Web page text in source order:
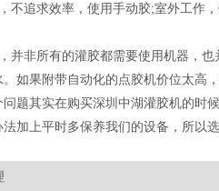
不追求效率，使用手动胶;室外工作
并非所有的灌胶都需要使用机器，
如果附带自动化的点胶机价位太高
题其实在购买深圳中湖灌胶机的时
加上平时多保养我们的设备，所以